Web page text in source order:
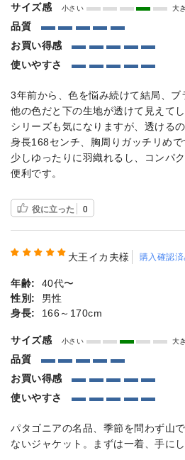
サイズ感 小さい 大
品質
お買い得感
使いやすさ
3年前から、色を悩み続けて結局、ブ
他の色だと下の生地が透けて見えて
シリーズも気になりますが、透ける
身長168センチ、胸周りガッチリめ
少しゆったりに羽織れるし、コンパ
便利です。
役に立った 0
大王イカ夫様 購入確認済
年齢:
40代〜
性別:
男性
身長:
166～170cm
サイズ感 小さい 大
品質
お買い得感
使いやすさ
パタゴニアの名品、季節を問わず山
ないジャケット。まずは一着、手にし